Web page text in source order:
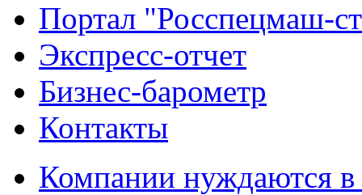
Портал "Росспецмаш-
Экспресс-отчет
Бизнес-барометр
Контакты
Компании нуждаются в